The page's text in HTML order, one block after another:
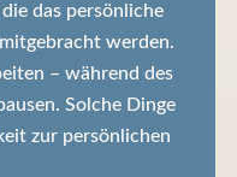
das persönliche
werden.
– während des
Solche Dinge
zur persönlichen